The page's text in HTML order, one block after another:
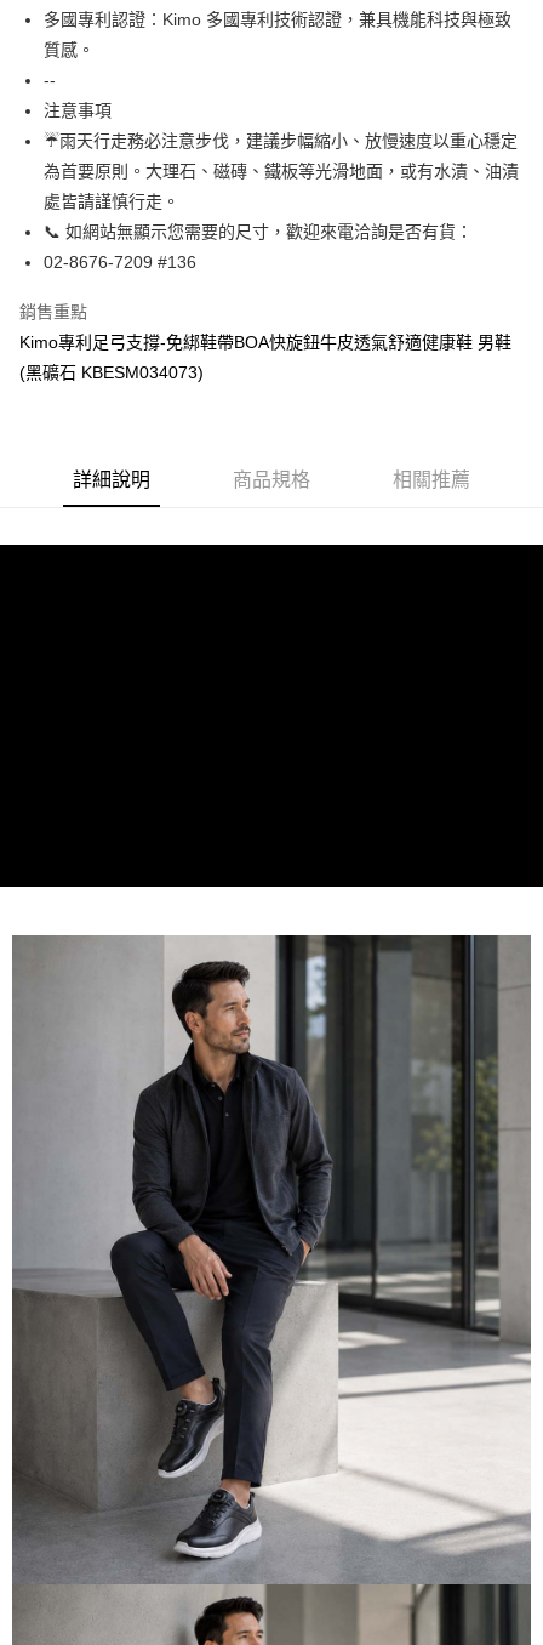
【關於「AFTEE先享後付」】
AFTEE先享後付是「在收到商品之後才付款」的支付方式。 讓您購物簡單
便利好安心！
２．便利：只要手機號碼，簡訊認證，即可結帳。
３．安心：先確認商品／服務後，再付款。
【「AFTEE先享後付」結帳流程】
１．於結帳方式選擇「AFTEE先享後付」後，將跳轉至「AFTEE先享後付」
結帳頁面，進行簡訊認證並確認金額後，即可完成結帳。
３．收到繳費通知簡訊後14天內，點擊此簡訊中的連結，可透過四大超商／
※ 請注意：結帳手續完成當下不需立刻繳費，但若您需要取消訂單，請聯絡
購買商品的店家。未經商家同意取消之訂單仍視為有效，需透過AFTEE先享
※ 交易是否成功請以「AFTEE先享後付 」之結帳頁面顯示為準，若有關於
【注意事項】
１．透過由恩沛科技股份有限公司提供之「AFTEE先享後付」服務完成之交
易，需依本服務之必要範圍內提供個人資料，並將交易相關給付款項請求債
ATM付款
運送方式
全家取貨付款
每筆NT$60，滿NT$1,000(含以上)免運費
7-11取貨付款
每筆NT$60，滿NT$1,000(含以上)免運費
宅配
每筆NT$90，滿NT$1,000(含以上)免運費
國家/地區配送
多國專利認證：Kimo 多國專利技術認證，兼具機能科技與極致
質感。
--
注意事項
☔雨天行走務必注意步伐，建議步幅縮小、放慢速度以重心穩定
為首要原則。大理石、磁磚、鐵板等光滑地面，或有水漬、油漬
處皆請謹慎行走。
📞 如網站無顯示您需要的尺寸，歡迎來電洽詢是否有貨：
02-8676-7209 #136
銷售重點
Kimo專利足弓支撐-免綁鞋帶BOA快旋鈕牛皮透氣舒適健康鞋 男鞋
(黑礦石 KBESM034073)
詳細說明 商品規格 相關推薦